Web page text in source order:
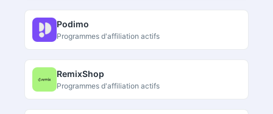
Podimo
Programmes d'affiliation actifs
RemixShop
Programmes d'affiliation actifs